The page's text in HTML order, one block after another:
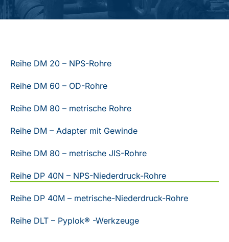
Reihe DM 20 – NPS-Rohre
Reihe DM 60 – OD-Rohre
Reihe DM 80 – metrische Rohre
Reihe DM – Adapter mit Gewinde
Reihe DM 80 – metrische JIS-Rohre
Reihe DP 40N – NPS-Niederdruck-Rohre
Reihe DP 40M – metrische-Niederdruck-Rohre
Reihe DLT – Pyplok® -Werkzeuge